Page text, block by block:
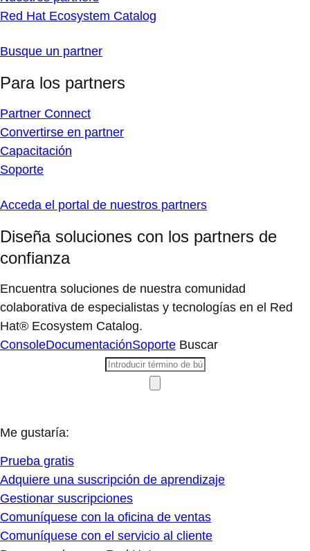
Red Hat Ecosystem Catalog
Busque un partner
Para los partners
Partner Connect
Convertirse en partner
Capacitación
Soporte
Acceda el portal de nuestros partners
Diseña soluciones con los partners de
confianza
Encuentra soluciones de nuestra comunidad
colaborativa de especialistas y tecnologías en el Red
Hat® Ecosystem Catalog.
ConsoleDocumentaciónSoporte Buscar
Me gustaría:
Prueba gratis
Adquiere una suscripción de aprendizaje
Gestionar suscripciones
Comuníquese con la oficina de ventas
Comuníquese con el servicio al cliente